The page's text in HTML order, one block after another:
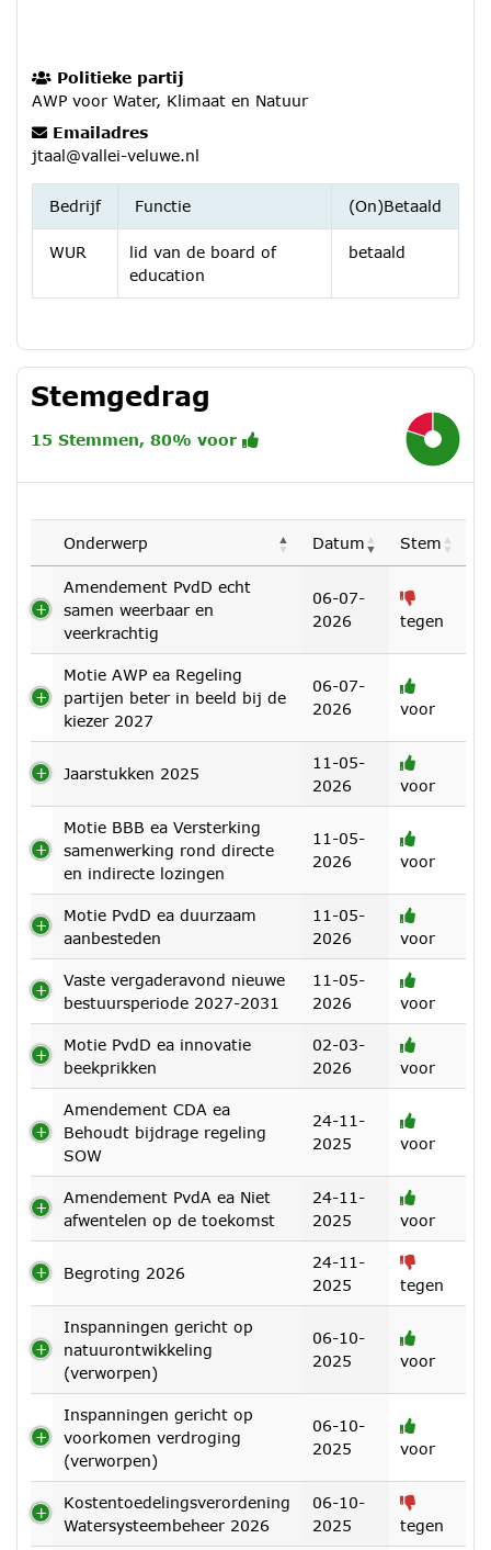
Politieke partij
AWP voor Water, Klimaat en Natuur
Emailadres
jtaal@vallei-veluwe.nl
Bedrijf Functie (On)Betaald
WUR
lid van de board of
education
betaald
Stemgedrag
15 Stemmen, 80% voor
Onderwerp Datum Stem
Amendement PvdD echt
samen weerbaar en
veerkrachtig
06-07-
2026
tegen
Motie AWP ea Regeling
partijen beter in beeld bij de
kiezer 2027
06-07-
2026
voor
Jaarstukken 2025
11-05-
2026
voor
Motie BBB ea Versterking
samenwerking rond directe
en indirecte lozingen
11-05-
2026
voor
Motie PvdD ea duurzaam
aanbesteden
11-05-
2026
voor
Vaste vergaderavond nieuwe
bestuursperiode 2027-2031
11-05-
2026
voor
Motie PvdD ea innovatie
beekprikken
02-03-
2026
voor
Amendement CDA ea
Behoudt bijdrage regeling
SOW
24-11-
2025
voor
Amendement PvdA ea Niet
afwentelen op de toekomst
24-11-
2025
voor
Begroting 2026
24-11-
2025
tegen
Inspanningen gericht op
natuurontwikkeling
(verworpen)
06-10-
2025
voor
Inspanningen gericht op
voorkomen verdroging
(verworpen)
06-10-
2025
voor
Kostentoedelingsverordening
Watersysteembeheer 2026
06-10-
2025
tegen